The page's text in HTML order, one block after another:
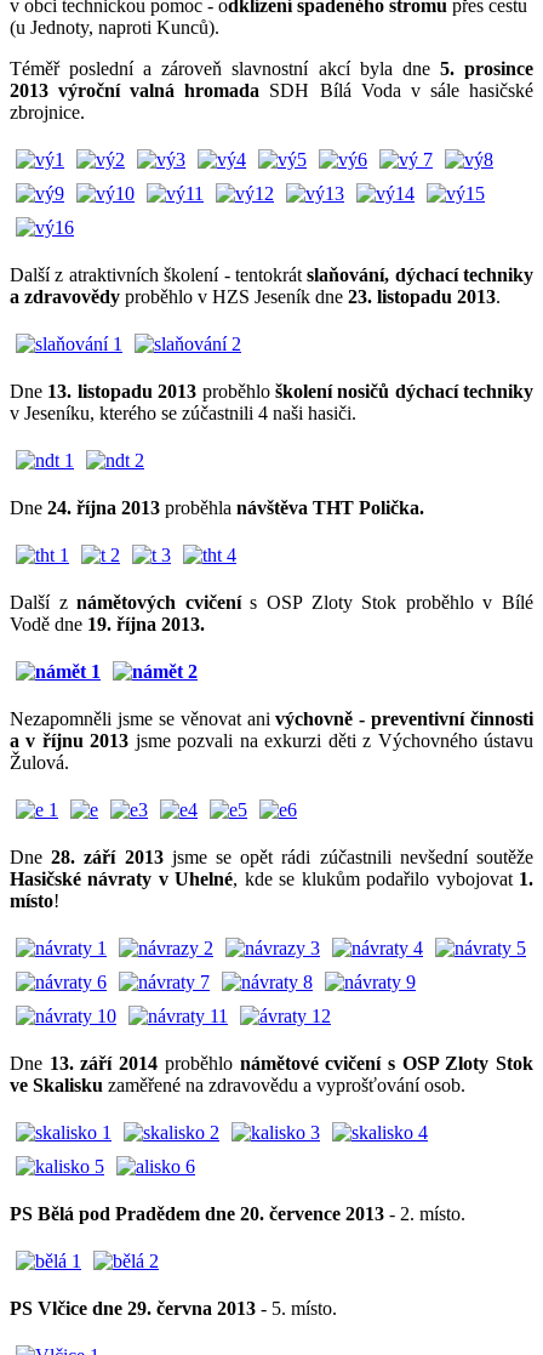
v obci technickou pomoc - odklízení spadeného stromu přes cestu
(u Jednoty, naproti Kunců).
Téměř poslední a zároveň slavnostní akcí byla dne 5. prosince
2013 výroční valná hromada SDH Bílá Voda v sále hasičské
zbrojnice.
Další z atraktivních školení - tentokrátslaňování, dýchací techniky
a zdravovědy proběhlo v HZS Jeseník dne 23. listopadu 2013.
Dne 13. listopadu 2013 proběhlo školení nosičů dýchací techniky
v Jeseníku, kterého se zúčastnili 4 naši hasiči.
Dne 24. října 2013 proběhla návštěva THT Polička.
Další známětových cvičenís OSP Zloty Stok proběhlo v Bílé
Vodě dne 19. října 2013.
Nezapomněli jsme se věnovat anivýchovně - preventivní činnosti
a v říjnu 2013 jsme pozvali na exkurzi děti z Výchovného ústavu
Žulová.
Dne 28. září 2013jsme se opět rádi zúčastnili nevšední soutěže
Hasičské návraty v Uhelné, kde se klukům podařilo vybojovat 1.
místo!
Dne 13. září 2014 proběhlo námětové cvičení s OSP Zloty Stok
ve Skalisku zaměřené na zdravovědu a vyprošťování osob.
PS Bělá pod Pradědem dne 20. července 2013 - 2. místo.
PS Vlčice dne 29. června 2013 - 5. místo.